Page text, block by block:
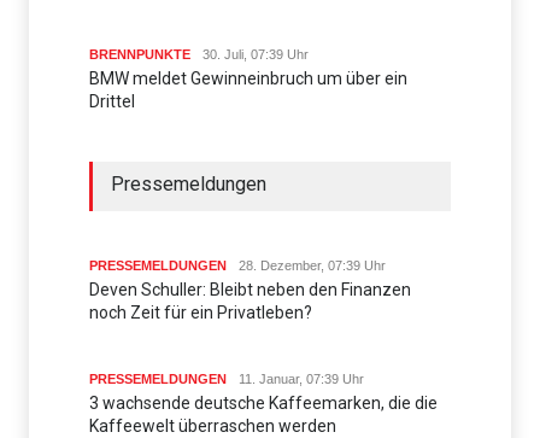
BRENNPUNKTE 30. Juli, 07:39 Uhr
BMW meldet Gewinneinbruch um über ein
Drittel
Pressemeldungen
PRESSEMELDUNGEN 28. Dezember, 07:39 Uhr
Deven Schuller: Bleibt neben den Finanzen
noch Zeit für ein Privatleben?
PRESSEMELDUNGEN 11. Januar, 07:39 Uhr
3 wachsende deutsche Kaffeemarken, die die
Kaffeewelt überraschen werden